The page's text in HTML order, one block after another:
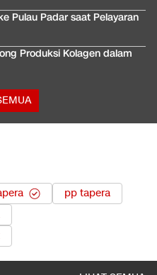
Pulau Padar saat Pelayaran
Produksi Kolagen dalam
pp tapera